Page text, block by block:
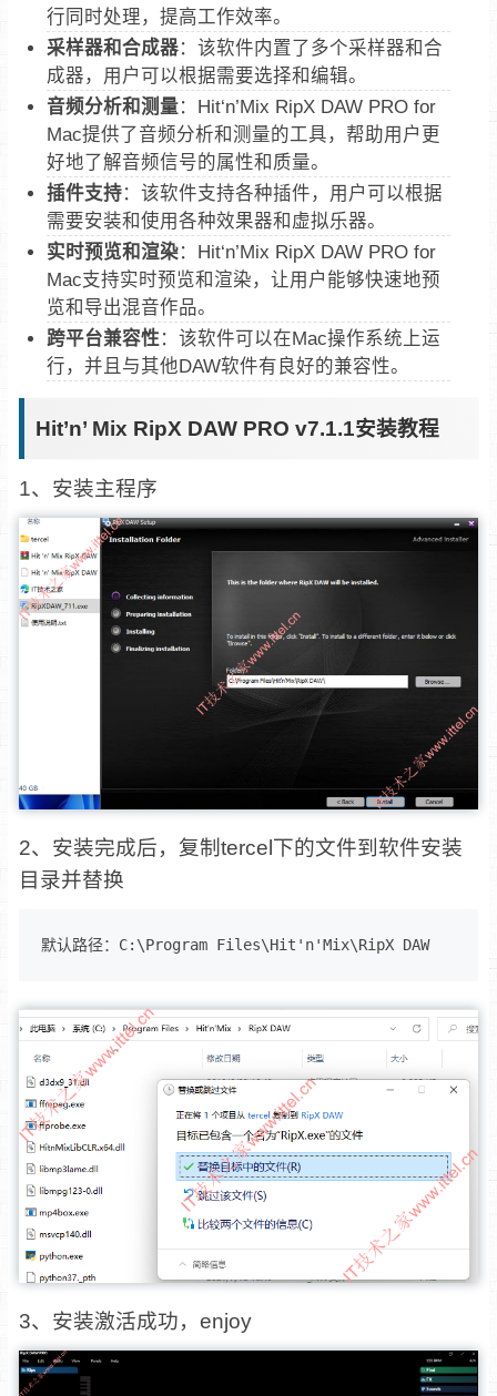
行同时处理，提高工作效率。
采样器和合成器：该软件内置了多个采样器和合
成器，用户可以根据需要选择和编辑。
音频分析和测量：Hit‘n’Mix RipX DAW PRO for
Mac提供了音频分析和测量的工具，帮助用户更
好地了解音频信号的属性和质量。
插件支持：该软件支持各种插件，用户可以根据
需要安装和使用各种效果器和虚拟乐器。
实时预览和渲染：Hit‘n’Mix RipX DAW PRO for
Mac支持实时预览和渲染，让用户能够快速地预
览和导出混音作品。
跨平台兼容性 ：该软件可以在Mac操作系统上运
行，并且与其他DAW软件有良好的兼容性。
Hit’n’ Mix RipX DAW PRO v7.1.1安装教程
1、安装主程序
2、安装完成后，复制tercel下的文件到软件安装
目录并替换
默认路径：C:\Program Files\Hit'n'Mix\RipX DAW
3、安装激活成功，enjoy